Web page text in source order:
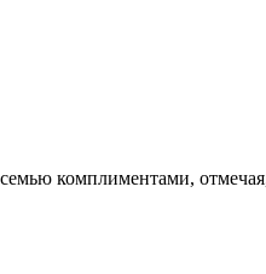
комплиментами,